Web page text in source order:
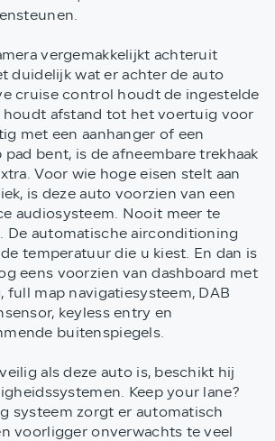
vergemakkelijkt achteruit
duidelijk wat er achter de auto
cruise control houdt de ingestelde
houdt afstand tot het voertuig voor
met een aanhanger of een
bent, is de afneembare trekhaak
Voor wie hoge eisen stelt aan
is deze auto voorzien van een
audiosysteem. Nooit meer te
De automatische airconditioning
temperatuur die u kiest. En dan is
eens voorzien van dashboard met
full map navigatiesysteem, DAB
keyless entry en
buitenspiegels.
als deze auto is, beschikt hij
Keep your lane?
systeem zorgt er automatisch
voorligger onverwachts te veel